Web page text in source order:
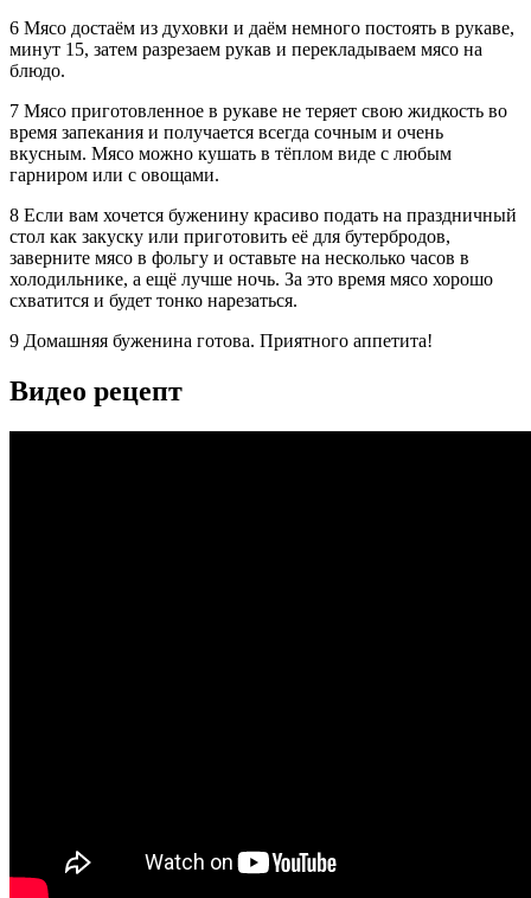
6 Мясо достаём из духовки и даём немного постоять в рукаве,
минут 15, затем разрезаем рукав и перекладываем мясо на
блюдо.
7 Мясо приготовленное в рукаве не теряет свою жидкость во
время запекания и получается всегда сочным и очень
вкусным. Мясо можно кушать в тёплом виде с любым
гарниром или с овощами.
8 Если вам хочется буженину красиво подать на праздничный
стол как закуску или приготовить её для бутербродов,
заверните мясо в фольгу и оставьте на несколько часов в
холодильнике, а ещё лучше ночь. За это время мясо хорошо
схватится и будет тонко нарезаться.
9 Домашняя буженина готова. Приятного аппетита!
Видео рецепт